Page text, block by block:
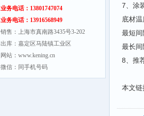
业务电话：13801747074
业务电话：13916568949
销售：上海市真南路3435号3-202
出库：嘉定区马陆镇工业区
网站：www.kening.cn
微信：同手机号码
7、涂
底材
最短
最长间
8、推
本文链